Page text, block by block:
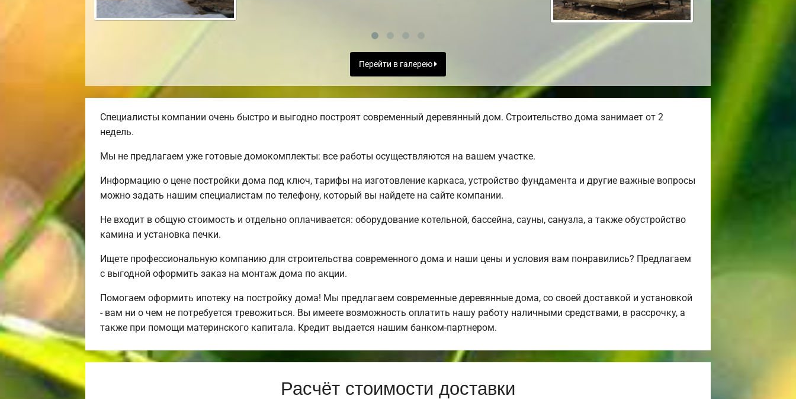
Перейти в галерею
Специалисты компании очень быстро и выгодно построят современный деревянный дом. Строительство дома занимает от 2
недель.
Мы не предлагаем уже готовые домокомплекты: все работы осуществляются на вашем участке.
Информацию о цене постройки дома под ключ, тарифы на изготовление каркаса, устройство фундамента и другие важные вопросы
можно задать нашим специалистам по телефону, который вы найдете на сайте компании.
Не входит в общую стоимость и отдельно оплачивается: оборудование котельной, бассейна, сауны, санузла, а также обустройство
камина и установка печки.
Ищете профессиональную компанию для строительства современного дома и наши цены и условия вам понравились? Предлагаем
с выгодной оформить заказ на монтаж дома по акции.
Помогаем оформить ипотеку на постройку дома! Мы предлагаем современные деревянные дома, со своей доставкой и установкой
- вам ни о чем не потребуется тревожиться. Вы имеете возможность оплатить нашу работу наличными средствами, в рассрочку, а
также при помощи материнского капитала. Кредит выдается нашим банком-партнером.
Расчёт стоимости доставки